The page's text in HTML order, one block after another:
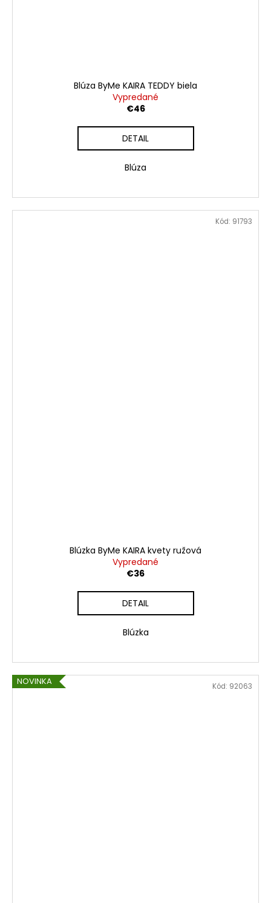
Blúza ByMe KAIRA TEDDY biela
Vypredané
€46
DETAIL
Blúza
Blúzka ByMe KAIRA kvety ružová
Vypredané
€36
DETAIL
Blúzka
Kód: 91793
NOVINKA Kód: 92063